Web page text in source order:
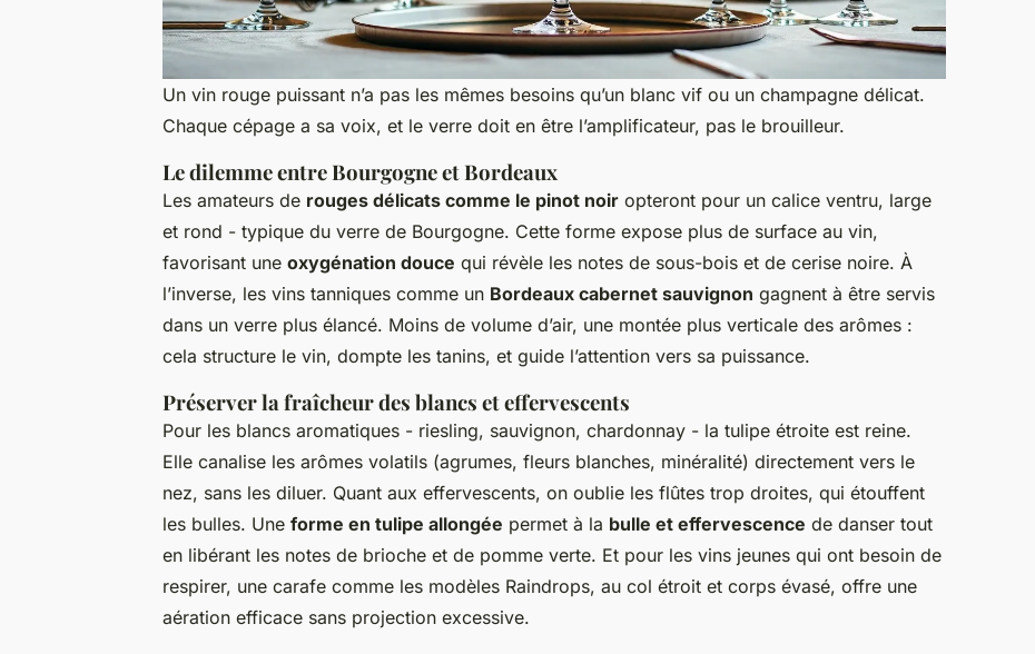
Un vin rouge puissant n’a pas les mêmes besoins qu’un blanc vif ou un champagne délicat.
Chaque cépage a sa voix, et le verre doit en être l’amplificateur, pas le brouilleur.
Le dilemme entre Bourgogne et Bordeaux
Les amateurs de rouges délicats comme le pinot noir opteront pour un calice ventru, large
et rond - typique du verre de Bourgogne. Cette forme expose plus de surface au vin,
favorisant une oxygénation douce qui révèle les notes de sous-bois et de cerise noire. À
l’inverse, les vins tanniques comme un Bordeaux cabernet sauvignon gagnent à être servis
dans un verre plus élancé. Moins de volume d’air, une montée plus verticale des arômes :
cela structure le vin, dompte les tanins, et guide l’attention vers sa puissance.
Préserver la fraîcheur des blancs et effervescents
Pour les blancs aromatiques - riesling, sauvignon, chardonnay - la tulipe étroite est reine.
Elle canalise les arômes volatils (agrumes, fleurs blanches, minéralité) directement vers le
nez, sans les diluer. Quant aux effervescents, on oublie les flûtes trop droites, qui étouffent
les bulles. Une forme en tulipe allongée permet à la bulle et effervescence de danser tout
en libérant les notes de brioche et de pomme verte. Et pour les vins jeunes qui ont besoin de
respirer, une carafe comme les modèles Raindrops, au col étroit et corps évasé, offre une
aération efficace sans projection excessive.